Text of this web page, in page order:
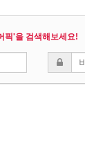
픽'을 검색해보세요!